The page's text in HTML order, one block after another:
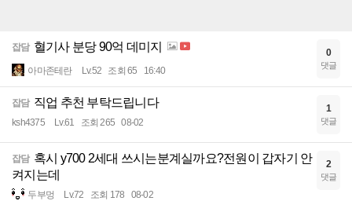
잡담 혈기사 분당 90억 데미지
아마존테란 Lv.52 조회 65 16:40
0
댓글
잡담 직업 추천 부탁드립니다
ksh4375 Lv.61 조회 265 08-02
1
댓글
잡담 혹시 y700 2세대 쓰시는분계실까요?전원이 갑자기 안
켜지는데
두부멍 Lv.72 조회 178 08-02
2
댓글